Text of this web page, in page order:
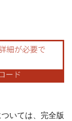
示が必要です。
いては、完全版